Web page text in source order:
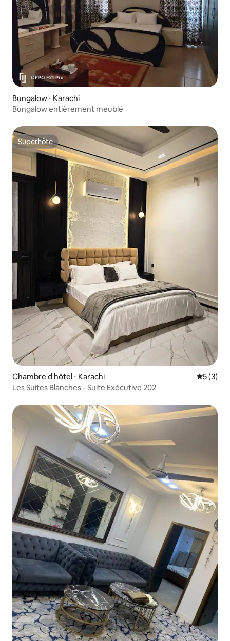
Bungalow ⋅ Karachi
Bungalow entièrement meublé
Superhôte
Superhôte
Chambre d'hôtel ⋅ Karachi
5 (3)
Les Suites Blanches - Suite Exécutive 202